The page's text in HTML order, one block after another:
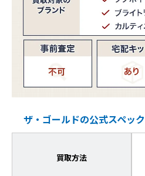
ザ・ゴールドの公式スペック
買取方法